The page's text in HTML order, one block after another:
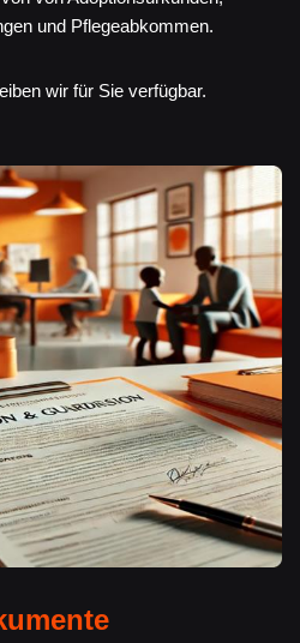
und Pflegeabkommen.
wir für Sie verfügbar.